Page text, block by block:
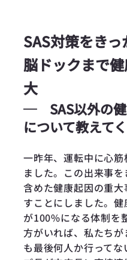
SAS対策をきっ
脳ドックまで
大
─ SAS以外の
について教えて
一昨年、運転中に心
ました。この出来事
含めた健康起因の重
すことにしました。
が100%になる体制を
方がいれば、私たち
も最後何人か行って